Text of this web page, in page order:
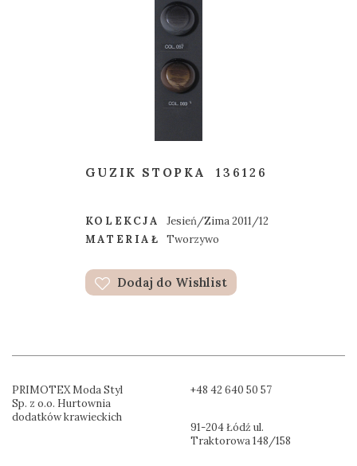
GUZIK STOPKA 136126
KOLEKCJA
Jesień/Zima 2011/12
MATERIAŁ
Tworzywo
Dodaj do Wishlist
PRIMOTEX Moda Styl
Sp. z o.o. Hurtownia
dodatków krawieckich
+48 42 640 50 57
91-204 Łódź ul.
Traktorowa 148/158